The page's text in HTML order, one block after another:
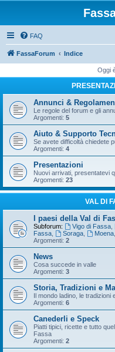
FAQ
FassaForum Indice
Oggi
Annunci &
Le regole del forum e gli
Argomenti: 5
Aiuto & Supporto
Se avete difficoltà chiedete
Argomenti: 4
Presentazioni
Nuovi arrivati, presentatevi
Argomenti: 23
VAL DI
I paesi della Val di
Subforum: Vigo di Fassa,
Fassa
Soraga, Moena,
Argomenti: 2
News
Cosa succede in valle
Argomenti: 3
Storia, Tradizioni e
Il mondo ladino, le tradizioni
Argomenti: 6
Canederli e Speck
Piatti tipici, ricette e tutto
Fassa
Argomenti: 2